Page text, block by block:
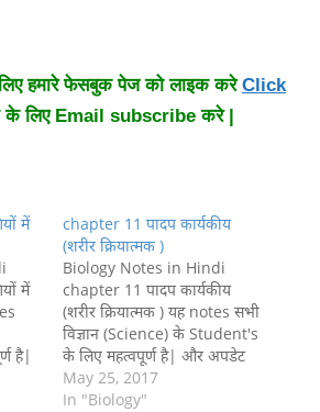
हमारे फेसबुक पेज को लाइक करेClick
के लिए Email subscribe करे |
में
में
है|
chapter 11 पादप कार्यकीय
(शरीर क्रियात्मक )
Biology Notes in Hindi
chapter 11 पादप कार्यकीय
(शरीर क्रियात्मक ) यह notes सभी
विज्ञान (Science) के Student's
के लिए महत्वपूर्ण है| और अपडेट
लगातार पाने के लिए हमारे फेसबुक
पेज को लाइक करे Click
May 25, 2017
In "Biology"